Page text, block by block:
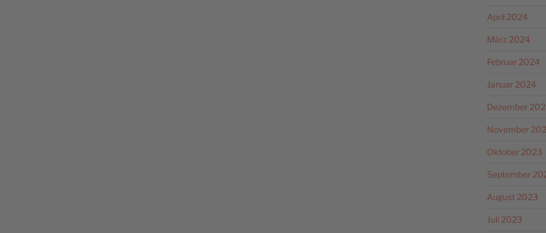
April 2024
März 2024
Februar 2024
Januar 2024
Dezember
November
Oktober 2023
September
August 2023
Juli 2023